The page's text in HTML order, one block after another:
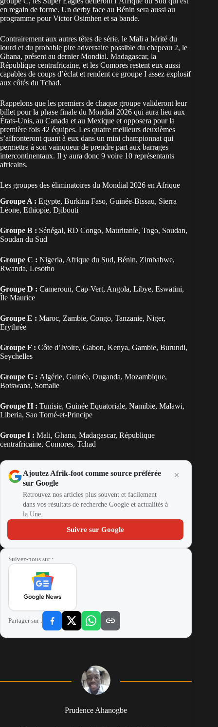
en regain de forme. Un derby face au Bénin sera aussi au
programme pour Victor Osimhen et sa bande.
Contrairement aux autres têtes de série, le Mali a hérité du
lourd et du probable pire adversaire possible du chapeau 2, le
Ghana, présent au dernier Mondial. Madagascar, la
République centrafricaine, et les Comores restent eux aussi
capables de coups d’éclat et rendent ce groupe I assez explosif
aux côtés du Tchad.
Rappelons que les premiers de chaque groupe valideront leur
billet pour la phase finale du Mondial 2026 qui aura lieu aux
États-Unis, au Canada et au Mexique et opposera pour la
première fois 42 équipes. Les quatre meilleurs deuxièmes
s’affronteront quant à eux dans un mini championnat qui
permettra à son vainqueur de prendre part aux barrages
intercontinentaux. Il y aura donc 9 voire 10 représentants
africains.
Les groupes des éliminatoires du Mondial 2026 en Afrique
Groupe A : Egypte, Burkina Faso, Guinée-Bissau, Sierra
Léone, Ethiopie, Djibouti
Groupe B : Sénégal, RD Congo, Mauritanie, Togo, Soudan,
Soudan du Sud
Groupe C : Nigeria, Afrique du Sud, Bénin, Zimbabwe,
Rwanda, Lesotho
Groupe D : Cameroun, Cap-Vert, Angola, Libye, Eswatini,
Île Maurice
Groupe E : Maroc, Zambie, Congo, Tanzanie, Niger,
Erythrée
Groupe F : Côte d’Ivoire, Gabon, Kenya, Gambie, Burundi,
Seychelles
Groupe G : Algérie, Guinée, Ouganda, Mozambique,
Botswana, Somalie
Groupe H : Tunisie, Guinée Equatoriale, Namibie, Malawi,
Liberia, Sao Tomé-et-Principe
Groupe I : Mali, Ghana, Madagascar, République
centrafricaine, Comores, Tchad
Ajoutez Afrik-foot comme source préférée
sur Google
Retrouvez nos articles plus souvent et facilement
dans vos résultats de recherche Google et actualités à
la Une.
Suivre sur Google
Suivez-nous sur :
Partager sur :
Prudence Ahanogbe